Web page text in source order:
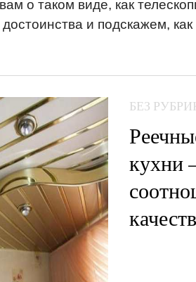
о таком виде, как
и подскажем,
БЕЗ
кухни